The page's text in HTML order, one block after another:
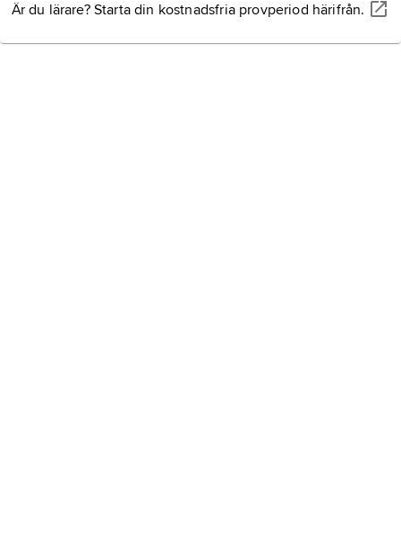
Är du lärare? Starta din kostnadsfria provperiod härifrån.